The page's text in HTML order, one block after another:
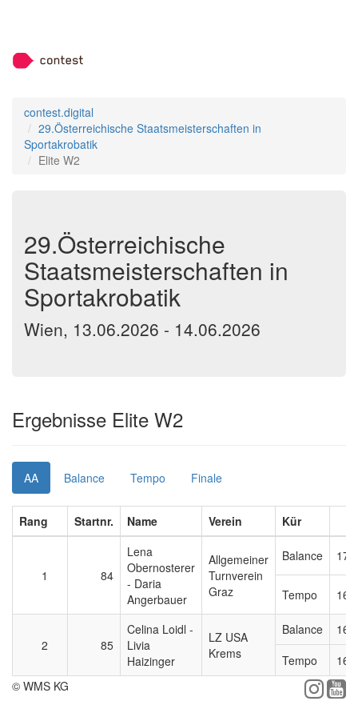
contest.digital
29.Österreichische Staatsmeisterschaften in
Sportakrobatik
Elite W2
29.Österreichische
Staatsmeisterschaften in
Sportakrobatik
Wien, 13.06.2026 - 14.06.2026
Ergebnisse Elite W2
AA Balance Tempo Finale
Rang Startnr. Name Verein Kür
1 84
Lena
Obernosterer
- Daria
Angerbauer
Allgemeiner
Turnverein
Graz
Balance
Tempo
2 85
Celina Loidl -
Livia
Haizinger
LZ USA
Krems
Balance
Tempo
© WMS KG